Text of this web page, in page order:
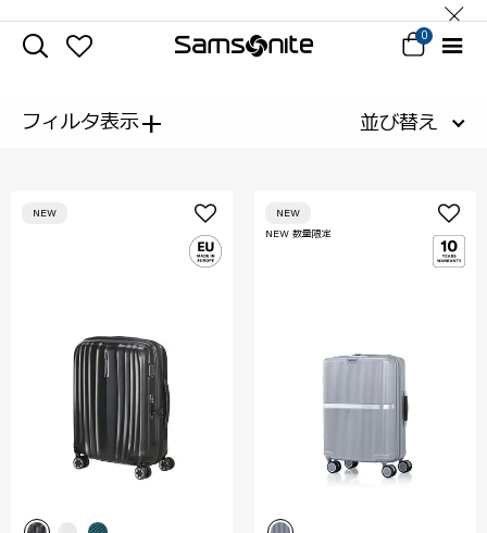
0
フィルタ表示+ 並び替え
NEW
NEW 数量限定
NEW